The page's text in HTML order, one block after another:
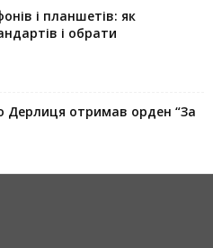
і планшетів: як
і обрати
Дерлиця отримав орден “За